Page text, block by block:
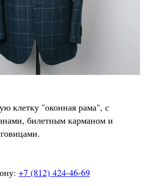
клетку "оконная рама", с
билетным карманом и
+7 (812) 424-46-69